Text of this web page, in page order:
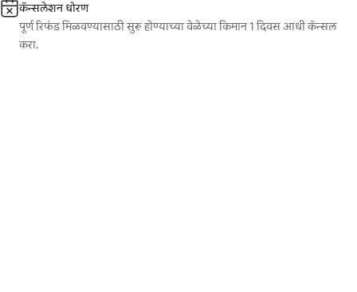
कॅन्सलेशन धोरण
पूर्ण रिफंड मिळवण्यासाठी सुरू होण्याच्या वेळेच्या किमान 1 दिवस आधी कॅन्सल
करा.